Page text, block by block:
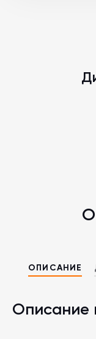
О
ОПИСАНИЕ
Описание